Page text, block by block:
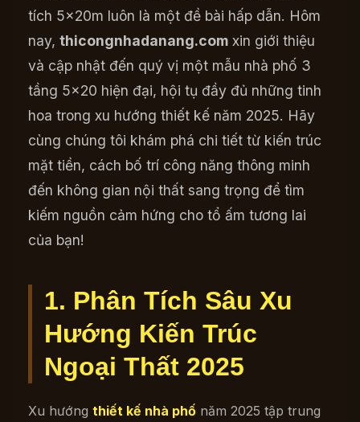
tích 5x20m luôn là một đề bài hấp dẫn. Hôm
nay, thicongnhadanang.com xin giới thiệu
và cập nhật đến quý vị một mẫu nhà phố 3
tầng 5×20 hiện đại, hội tụ đầy đủ những tinh
hoa trong xu hướng thiết kế năm 2025. Hãy
cùng chúng tôi khám phá chi tiết từ kiến trúc
mặt tiền, cách bố trí công năng thông minh
đến không gian nội thất sang trọng để tìm
kiếm nguồn cảm hứng cho tổ ấm tương lai
của bạn!
1. Phân Tích Sâu Xu
Hướng Kiến Trúc
Ngoại Thất 2025
Xu hướng thiết kế nhà phố năm 2025 tập trung